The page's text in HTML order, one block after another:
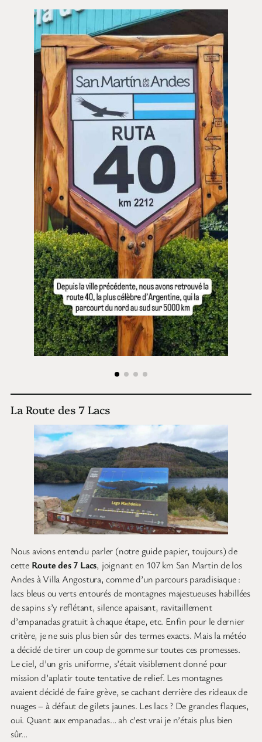
La Route des 7 Lacs
Nous avions entendu parler (notre guide papier, toujours) de
cette Route des 7 Lacs, joignant en 107 km San Martin de los
Andes à Villa Angostura, comme d’un parcours paradisiaque :
lacs bleus ou verts entourés de montagnes majestueuses habillées
de sapins s’y reflétant, silence apaisant, ravitaillement
d’empanadas gratuit à chaque étape, etc. Enfin pour le dernier
critère, je ne suis plus bien sûr des termes exacts. Mais la météo
a décidé de tirer un coup de gomme sur toutes ces promesses.
Le ciel, d’un gris uniforme, s’était visiblement donné pour
mission d’aplatir toute tentative de relief. Les montagnes
avaient décidé de faire grève, se cachant derrière des rideaux de
nuages – à défaut de gilets jaunes. Les lacs ? De grandes flaques,
oui. Quant aux empanadas… ah c’est vrai je n’étais plus bien
sûr…